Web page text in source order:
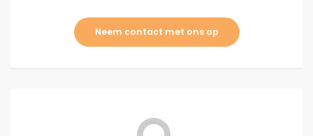
Neem contact met ons op